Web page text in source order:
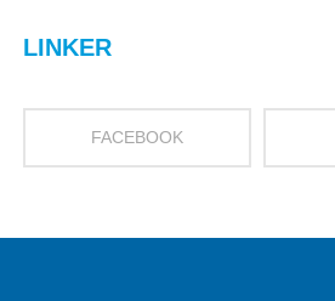
LINKER
FACEBOOK